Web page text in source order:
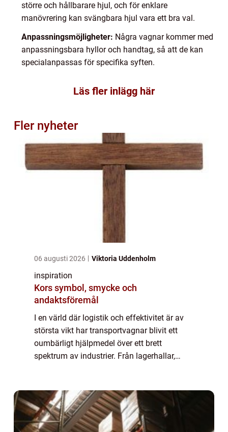
större och hållbarare hjul, och för enklare
manövrering kan svängbara hjul vara ett bra val.
Anpassningsmöjligheter: Några vagnar kommer med
anpassningsbara hyllor och handtag, så att de kan
specialanpassas för specifika syften.
Läs fler inlägg här
Fler nyheter
06 augusti 2026 Viktoria Uddenholm
inspiration
Kors symbol, smycke och
andaktsföremål
I en värld där logistik och effektivitet är av
största vikt har transportvagnar blivit ett
oumbärligt hjälpmedel över ett brett
spektrum av industrier. Från lagerhallar,